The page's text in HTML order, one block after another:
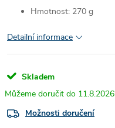
Hmotnost: 270 g
Detailní informace
Skladem
11.8.2026
Možnosti doručení